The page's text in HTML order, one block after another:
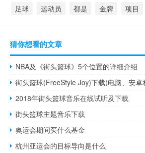
足球
运动员 都是 金牌 项目
猜你想看的文章
NBA及《街头篮球》5个位置的详细介绍
街头篮球(FreeStyle Joy)下载(电脑、安卓
2018年街头篮球音乐在线试听及下载
街头篮球主题音乐下载
奥运会期间买什么基金
杭州亚运会的目标导向是什么